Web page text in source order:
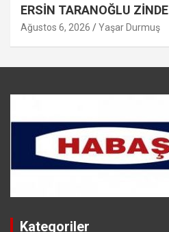
ERSİN TARANOĞLU
Ağustos 6, 2026 Yaşar Durmuş
Kategoriler